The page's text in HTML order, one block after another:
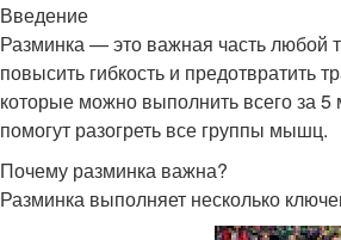
Введение
Разминка — это важная часть любой
повысить гибкость и
которые можно выполнить всего за
помогут разогреть все группы мышц.
Почему разминка важна?
Разминка выполняет несколько